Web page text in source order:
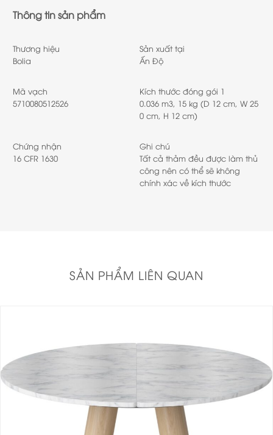
Thông tin sản phẩm
Thương hiệu
Bolia
Sản xuất tại
Ấn Độ
Mã vạch
5710080512526
Kích thước đóng gói 1
0.036 m3, 15 kg (D 12 cm, W 25
0 cm, H 12 cm)
Chứng nhận
16 CFR 1630
Ghi chú
Tất cả thảm đều được làm thủ
công nên có thể sẽ không
chính xác về kích thước
SẢN PHẨM LIÊN QUAN